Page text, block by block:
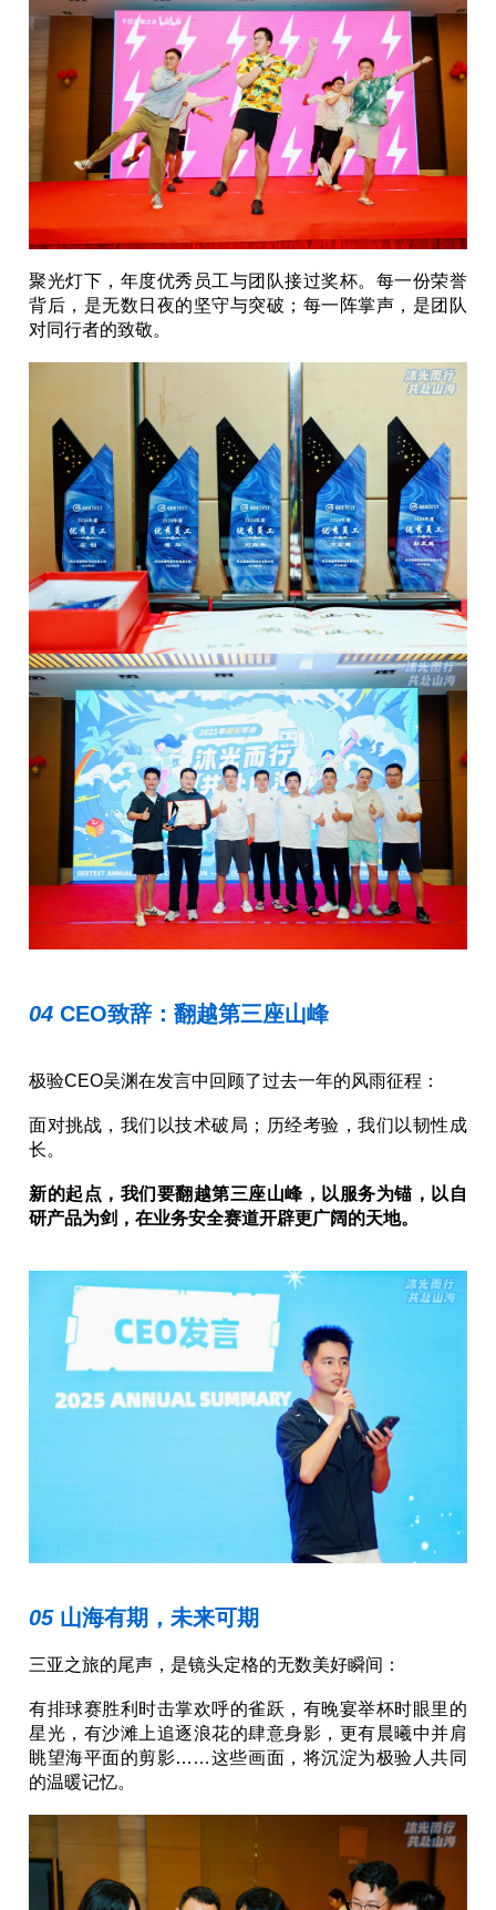
聚光灯下，年度优秀员工与团队接过奖杯。每一份荣誉
背后，是无数日夜的坚守与突破；每一阵掌声，是团队
对同行者的致敬。
04 CEO致辞：翻越第三座山峰
极验CEO吴渊在发言中回顾了过去一年的风雨征程：
面对挑战，我们以技术破局；历经考验，我们以韧性成
长。
新的起点，我们要翻越第三座山峰，以服务为锚，以自
研产品为剑，在业务安全赛道开辟更广阔的天地。
05 山海有期，未来可期
三亚之旅的尾声，是镜头定格的无数美好瞬间：
有排球赛胜利时击掌欢呼的雀跃，有晚宴举杯时眼里的
星光，有沙滩上追逐浪花的肆意身影，更有晨曦中并肩
眺望海平面的剪影……这些画面，将沉淀为极验人共同
的温暖记忆。